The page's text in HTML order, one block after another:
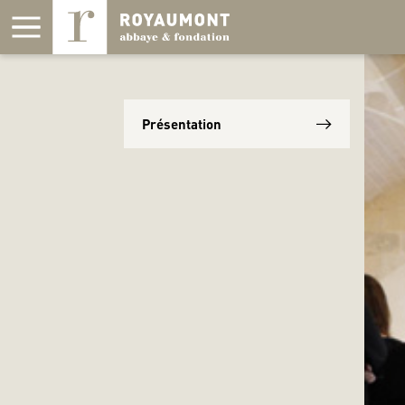
Présentation
Panneau de gestion des cookies